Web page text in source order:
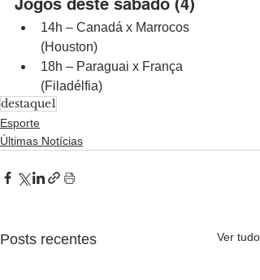
Jogos deste sábado (4)
14h – Canadá x Marrocos
(Houston)
18h – Paraguai x França
(Filadélfia)
destaque1
Esporte
Últimas Notícias
Posts recentes Ver tudo